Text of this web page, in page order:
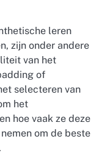
leren
zijn onder andere
van het
of
selecteren van
het
hoe vaak ze deze
om de beste